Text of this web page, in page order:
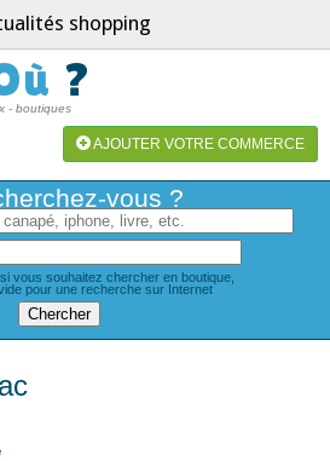
shopping
?
- boutiques
AJOUTER VOTRE COMMERCE
vous ?
vous souhaitez chercher en boutique,
pour une recherche sur Internet